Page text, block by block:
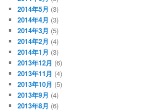
2014年5月 (3)
2014年4月 (3)
2014年3月 (5)
2014年2月 (4)
2014年1月 (3)
2013年12月 (6)
2013年11月 (4)
2013年10月 (5)
2013年9月 (4)
2013年8月 (6)